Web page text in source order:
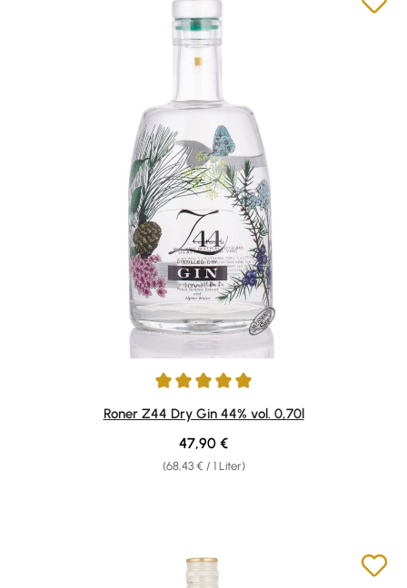
Durchschnittliche Bewertung von 5 von 5 Sternen
Roner Z44 Dry Gin 44% vol. 0,70l
(68,43 € / 1 Liter)
Regulärer Preis:
47,90 €